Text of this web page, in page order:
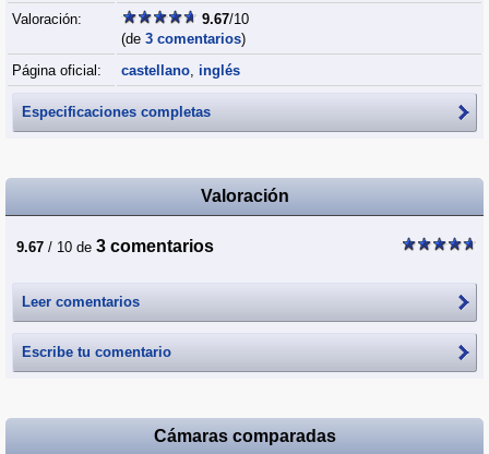
Valoración:
9.67/10
(de 3 comentarios)
Página oficial:
castellano, inglés
Especificaciones completas
Valoración
9.67 / 10 de 3 comentarios
Leer comentarios
Escribe tu comentario
Cámaras comparadas